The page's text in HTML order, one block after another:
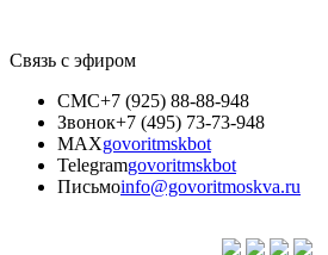
Связь с эфиром
СМС+7 (925) 88-88-948
Звонок+7 (495) 73-73-948
MAXgovoritmskbot
Telegramgovoritmskbot
Письмоinfo@govoritmoskva.ru